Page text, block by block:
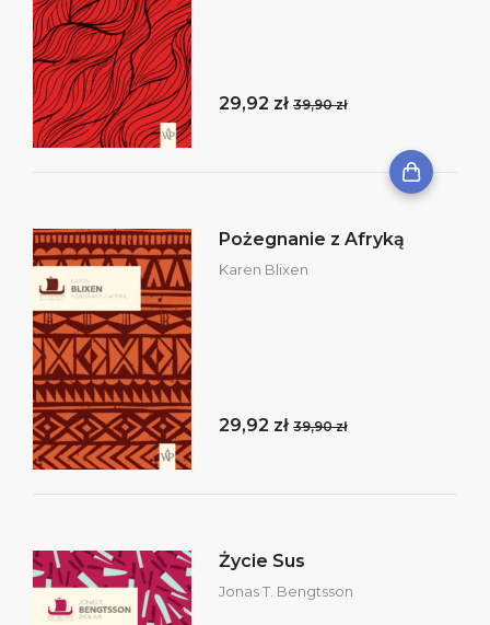
29,92 zł 39,90 zł
Pożegnanie z Afryką
Karen Blixen
29,92 zł 39,90 zł
Życie Sus
Jonas T. Bengtsson